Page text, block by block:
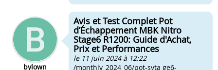
bylown
Avis et Test Complet Pot
d’Échappement MBK Nitro
Stage6 R1200: Guide d'Achat,
Prix et Performances
le 11 juin 2024 à 12:22
/monthly_2024_06/pot-syta ge6-